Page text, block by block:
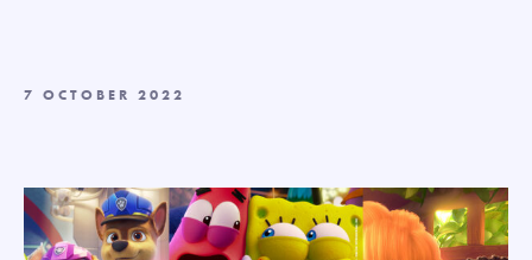
7 OCTOBER 2022